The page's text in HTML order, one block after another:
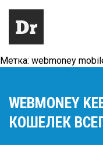
Метка: webmoney
WEBMONEY
КОШЕЛЕК